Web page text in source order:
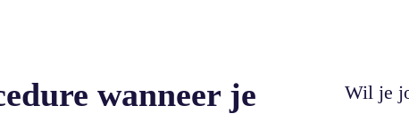
wanneer je
Wil je